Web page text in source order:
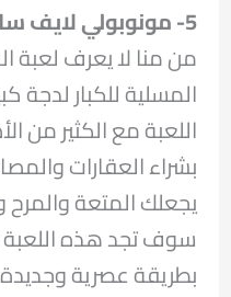
5- مونوبولي لايف سايز
من منا لا يعرف لعبة
المسلية للكبار لدجة
اللعبة مع الكثير من
بشراء العقارات
يجعلك المتعة
سوف تجد هذه اللعبة
بطريقة عصرية